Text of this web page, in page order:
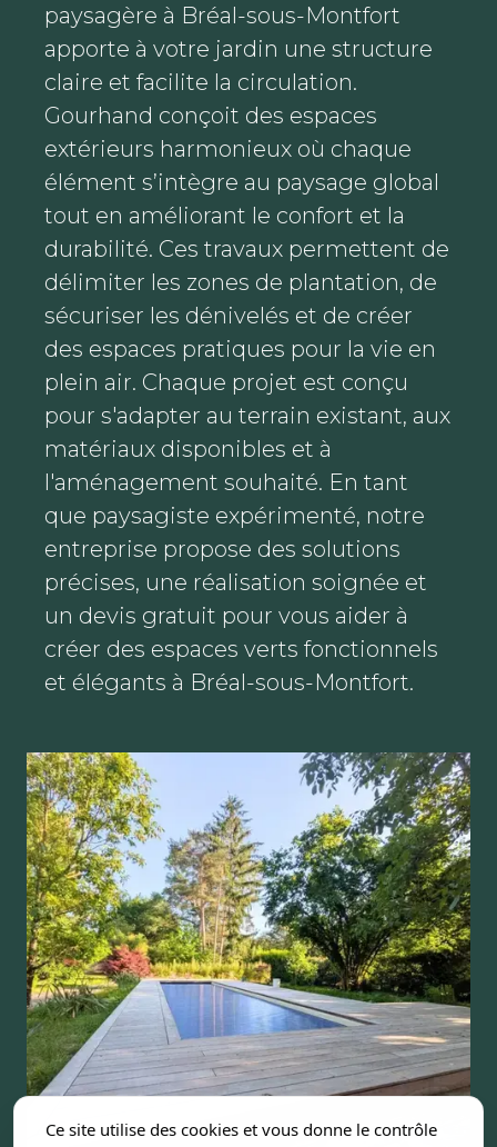
paysagère à Bréal-sous-Montfort
apporte à votre jardin une structure
claire et facilite la circulation.
Gourhand conçoit des espaces
extérieurs harmonieux où chaque
élément s’intègre au paysage global
tout en améliorant le confort et la
durabilité. Ces travaux permettent de
délimiter les zones de plantation, de
sécuriser les dénivelés et de créer
des espaces pratiques pour la vie en
plein air. Chaque projet est conçu
pour s'adapter au terrain existant, aux
matériaux disponibles et à
l'aménagement souhaité. En tant
que paysagiste expérimenté, notre
entreprise propose des solutions
précises, une réalisation soignée et
un devis gratuit pour vous aider à
créer des espaces verts fonctionnels
et élégants à Bréal-sous-Montfort.
Ce site utilise des cookies et vous donne le contrôle